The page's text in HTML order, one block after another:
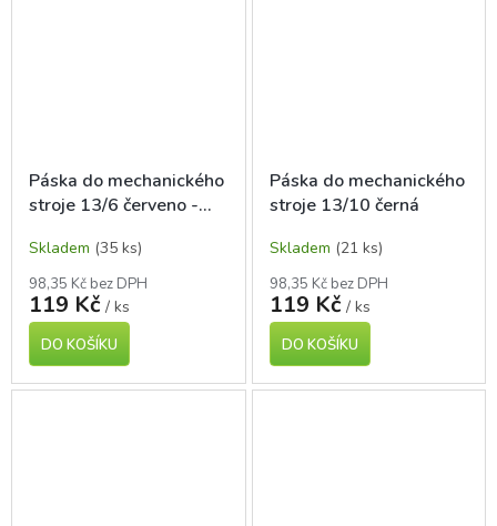
Páska do mechanického
stroje 13/6 červeno -
Skladem (35 ks)
98,35 Kč bez DPH
119 Kč / ks
DO KOŠÍKU
Páska do mechanického
stroje 13/10 černá
Skladem (21 ks)
98,35 Kč bez DPH
119 Kč / ks
DO KOŠÍKU